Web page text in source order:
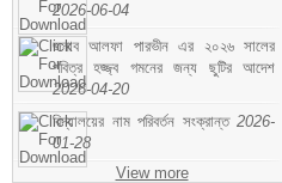
2026-06-04
জনাব আলফা পারভীন এর ২০২৬ সালের
পবিত্র হজ্জ্ব গমনের জন্য ছুটির আদেশ
2026-04-20
বিদ্যালয়ের নাম পরিবর্তন সংক্রান্ত 2026-
01-28
View more